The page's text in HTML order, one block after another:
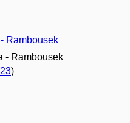
Rambousek
- Rambousek
)